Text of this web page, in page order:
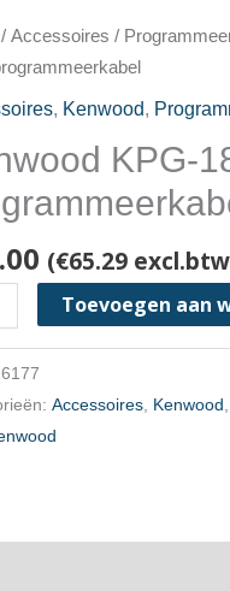
/ Accessoires /
, Kenwood,
KPG-
(€65.29
Toevoegen aan
Accessoires Kenwood